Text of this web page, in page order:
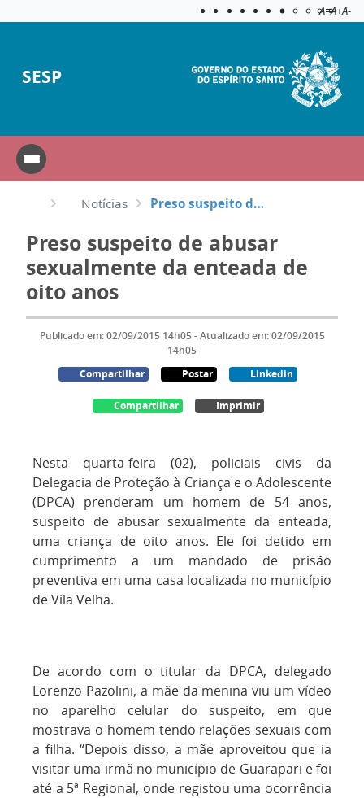
Aplicar
A=A+A-
SESP
Notícias Preso suspeito de abusar sexualmente da enteada de oito anos
Preso suspeito de abusar
sexualmente da enteada de
oito anos
Publicado em: 02/09/2015 14h05 - Atualizado em: 02/09/2015
14h05
Compartilhar
Postar Linkedin
Compartilhar Imprimir
Nesta quarta-feira (02), policiais civis da
Delegacia de Proteção à Criança e o Adolescente
(DPCA) prenderam um homem de 54 anos,
suspeito de abusar sexualmente da enteada,
uma criança de oito anos. Ele foi detido em
cumprimento a um mandado de prisão
preventiva em uma casa localizada no município
de Vila Velha.
De acordo com o titular da DPCA, delegado
Lorenzo Pazolini, a mãe da menina viu um vídeo
no aparelho celular do suspeito, em que
mostrava o homem tendo relações sexuais com
a filha. “Depois disso, a mãe aproveitou que ia
visitar uma irmã no município de Guarapari e foi
até a 5ª Regional, onde registou uma ocorrência